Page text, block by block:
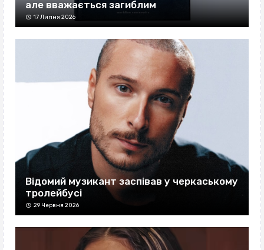
але вважається загиблим
17 Липня 2026
Відомий музикант заспівав у черкаському
тролейбусі
29 Червня 2026